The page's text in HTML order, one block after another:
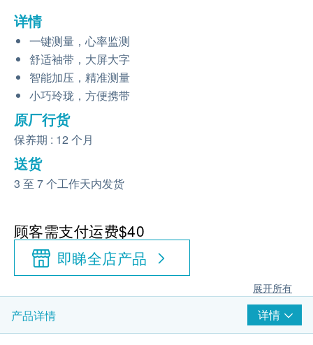
详情
一键测量，心率监测
舒适袖带，大屏大字
智能加压，精准测量
小巧玲珑，方便携带
原厂行货
保养期 : 12 个月
送货
3 至 7 个工作天内发货
顾客需支付运费$40
即睇全店产品
展开所有
产品详情 详情